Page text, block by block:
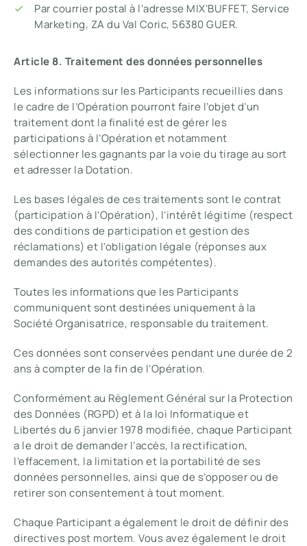
Par courrier postal à l’adresse MIX’BUFFET, Service
Marketing, ZA du Val Coric, 56380 GUER.
Article 8. Traitement des données personnelles
Les informations sur les Participants recueillies dans
le cadre de l’Opération pourront faire l’objet d’un
traitement dont la finalité est de gérer les
participations à l’Opération et notamment
sélectionner les gagnants par la voie du tirage au sort
et adresser la Dotation.
Les bases légales de ces traitements sont le contrat
(participation à l’Opération), l’intérêt légitime (respect
des conditions de participation et gestion des
réclamations) et l’obligation légale (réponses aux
demandes des autorités compétentes).
Toutes les informations que les Participants
communiquent sont destinées uniquement à la
Société Organisatrice, responsable du traitement.
Ces données sont conservées pendant une durée de 2
ans à compter de la fin de l’Opération.
Conformément au Règlement Général sur la Protection
des Données (RGPD) et à la loi Informatique et
Libertés du 6 janvier 1978 modifiée, chaque Participant
a le droit de demander l’accès, la rectification,
l’effacement, la limitation et la portabilité de ses
données personnelles, ainsi que de s’opposer ou de
retirer son consentement à tout moment.
Chaque Participant a également le droit de définir des
directives post mortem. Vous avez également le droit